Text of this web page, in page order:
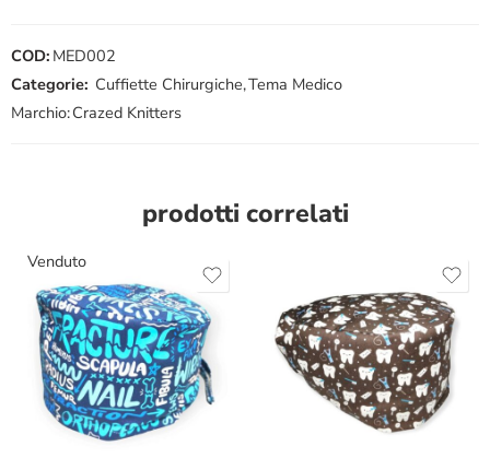
COD: MED002
Categorie: Cuffiette Chirurgiche,Tema Medico
Marchio:Crazed Knitters
prodotti correlati
Venduto